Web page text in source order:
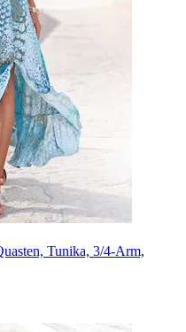
Tunika, 3/4-Arm,